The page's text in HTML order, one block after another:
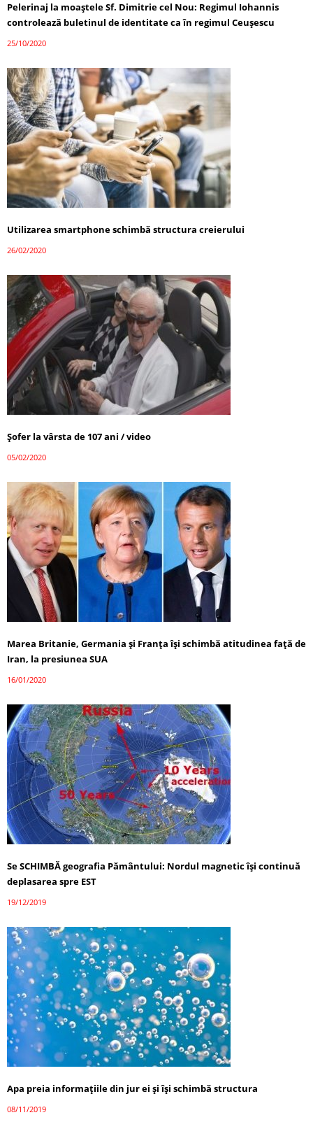
Pelerinaj la moaștele Sf. Dimitrie cel Nou: Regimul Iohannis
controlează buletinul de identitate ca în regimul Ceușescu
25/10/2020
Utilizarea smartphone schimbă structura creierului
26/02/2020
Șofer la vârsta de 107 ani / video
05/02/2020
Marea Britanie, Germania și Franța își schimbă atitudinea față de
Iran, la presiunea SUA
16/01/2020
Se SCHIMBĂ geografia Pământului: Nordul magnetic își continuă
deplasarea spre EST
19/12/2019
Apa preia informațiile din jur ei și își schimbă structura
08/11/2019